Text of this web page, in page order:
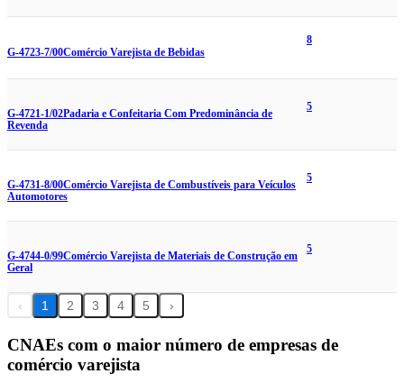
G-4723-7/00Comércio Varejista de Bebidas
8
G-4721-1/02Padaria e Confeitaria Com Predominância de
Revenda
5
G-4731-8/00Comércio Varejista de Combustíveis para Veículos
Automotores
5
G-4744-0/99Comércio Varejista de Materiais de Construção em
Geral
5
‹ 1 2 3 4 5 ›
CNAEs com o maior número de empresas de
comércio varejista